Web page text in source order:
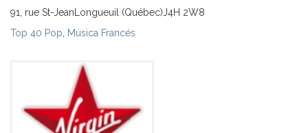
91, rue St-JeanLongueuil (Québec)J4H 2W8
Top 40 Pop Música Francés